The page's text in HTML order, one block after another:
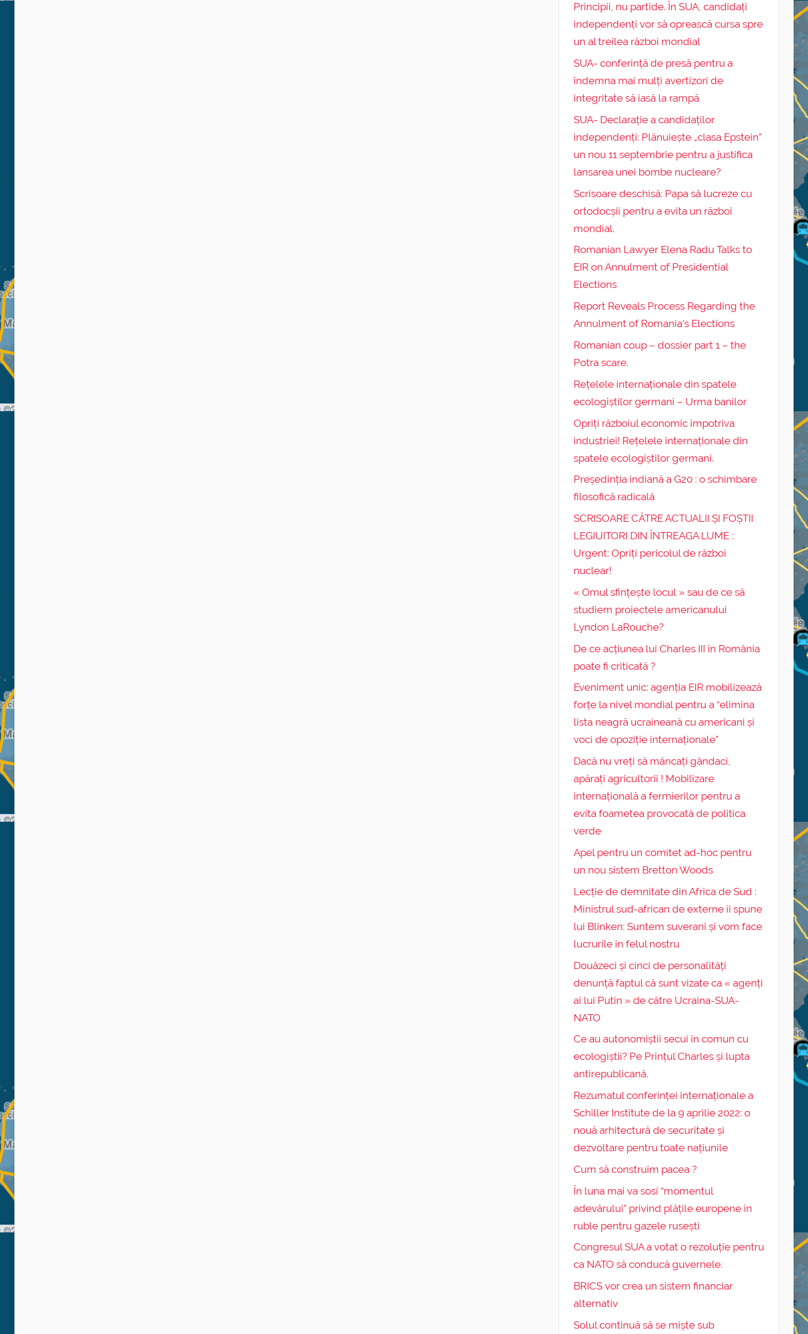
Principii, nu partide. În SUA, candidați
independenți vor să oprească cursa spre
un al treilea război mondial
SUA- conferință de presă pentru a
îndemna mai mulți avertizori de
integritate să iasă la rampă
SUA- Declarație a candidaților
independenți: Plănuiește „clasa Epstein”
un nou 11 septembrie pentru a justifica
lansarea unei bombe nucleare?
Scrisoare deschisă: Papa să lucreze cu
ortodocșii pentru a evita un război
mondial.
Romanian Lawyer Elena Radu Talks to
EIR on Annulment of Presidential
Elections
Report Reveals Process Regarding the
Annulment of Romania’s Elections
Romanian coup – dossier part 1 – the
Potra scare.
Rețelele internaționale din spatele
ecologiștilor germani – Urma banilor
Opriți războiul economic împotriva
industriei! Rețelele internaționale din
spatele ecologiștilor germani.
Președinția indiană a G20 : o schimbare
filosofică radicală
SCRISOARE CĂTRE ACTUALII ȘI FOȘTII
LEGIUITORI DIN ÎNTREAGA LUME :
Urgent: Opriți pericolul de război
nuclear!
« Omul sfințește locul » sau de ce să
studiem proiectele americanului
Lyndon LaRouche?
De ce acțiunea lui Charles III în România
poate fi criticată ?
Eveniment unic: agenția EIR mobilizează
forțe la nivel mondial pentru a “elimina
lista neagră ucraineană cu americani și
voci de opoziție internaționale”
Dacă nu vreți să mâncați gândaci,
apărați agricultorii ! Mobilizare
internațională a fermierilor pentru a
evita foametea provocată de politica
verde
Apel pentru un comitet ad-hoc pentru
un nou sistem Bretton Woods
Lecție de demnitate din Africa de Sud :
Ministrul sud-african de externe îi spune
lui Blinken: Suntem suverani și vom face
lucrurile în felul nostru
Douăzeci și cinci de personalități
denunță faptul că sunt vizate ca « agenți
ai lui Putin » de către Ucraina-SUA-
NATO
Ce au autonomiștii secui în comun cu
ecologiștii? Pe Prințul Charles și lupta
antirepublicană.
Rezumatul conferinței internaționale a
Schiller Institute de la 9 aprilie 2022: o
nouă arhitectură de securitate și
dezvoltare pentru toate națiunile
Cum să construim pacea ?
În luna mai va sosi “momentul
adevărului” privind plățile europene în
ruble pentru gazele rusești
Congresul SUA a votat o rezoluție pentru
ca NATO să conducă guvernele.
BRICS vor crea un sistem financiar
alternativ
Solul continuă să se miște sub